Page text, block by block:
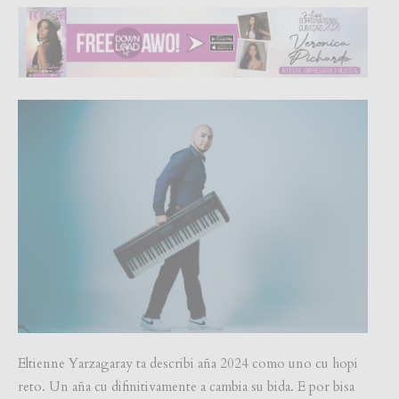
Eltienne Yarzagaray ta describi aña 2024 como uno cu hopi
reto. Un aña cu difinitivamente a cambia su bida. E por bisa